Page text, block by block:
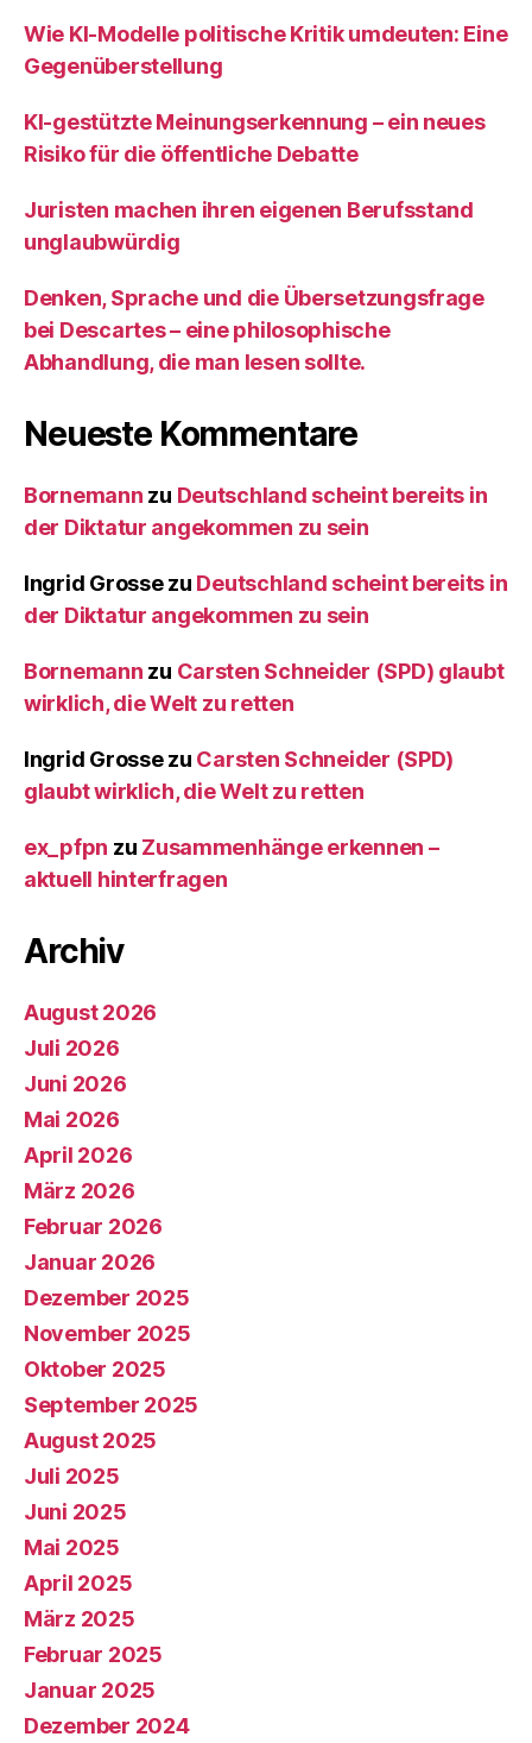
Wie KI‑Modelle politische Kritik umdeuten: Eine
Gegenüberstellung
KI‑gestützte Meinungserkennung – ein neues
Risiko für die öffentliche Debatte
Juristen machen ihren eigenen Berufsstand
unglaubwürdig
Denken, Sprache und die Übersetzungsfrage
bei Descartes – eine philosophische
Abhandlung, die man lesen sollte.
Neueste Kommentare
Bornemann zu Deutschland scheint bereits in
der Diktatur angekommen zu sein
Ingrid Grossezu Deutschland scheint bereits in
der Diktatur angekommen zu sein
Bornemann zu Carsten Schneider (SPD) glaubt
wirklich, die Welt zu retten
Ingrid Grossezu Carsten Schneider (SPD)
glaubt wirklich, die Welt zu retten
ex_pfpn zu Zusammenhänge erkennen –
aktuell hinterfragen
Archiv
August 2026
Juli 2026
Juni 2026
Mai 2026
April 2026
März 2026
Februar 2026
Januar 2026
Dezember 2025
November 2025
Oktober 2025
September 2025
August 2025
Juli 2025
Juni 2025
Mai 2025
April 2025
März 2025
Februar 2025
Januar 2025
Dezember 2024